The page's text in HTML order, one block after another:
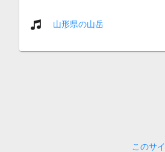
山形県の山岳
このサ